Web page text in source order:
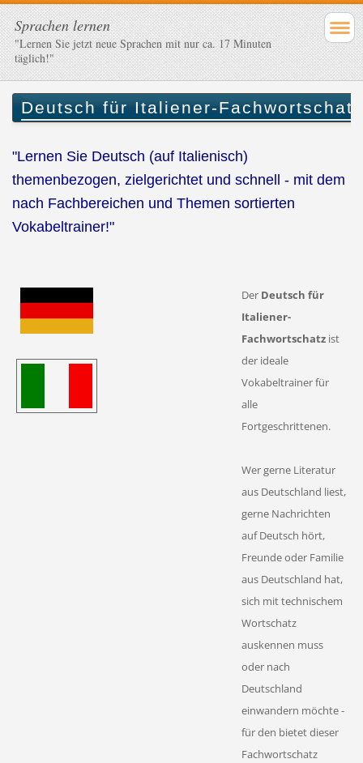
Sprachen lernen
"Lernen Sie jetzt neue Sprachen mit nur ca. 17 Minuten
täglich!"
Deutsch für Italiener-Fachwortschatz
"Lernen Sie Deutsch (auf Italienisch)
themenbezogen, zielgerichtet und schnell - mit dem
nach Fachbereichen und Themen sortierten
Vokabeltrainer!"
Der Deutsch für
Italiener-
Fachwortschatzist
der ideale
Vokabeltrainer für
alle
Fortgeschrittenen.
Wer gerne Literatur
aus Deutschland liest,
gerne Nachrichten
auf Deutsch hört,
Freunde oder Familie
aus Deutschland hat,
sich mit technischem
Wortschatz
auskennen muss
oder nach
Deutschland
einwandern möchte -
für den bietet dieser
Fachwortschatz